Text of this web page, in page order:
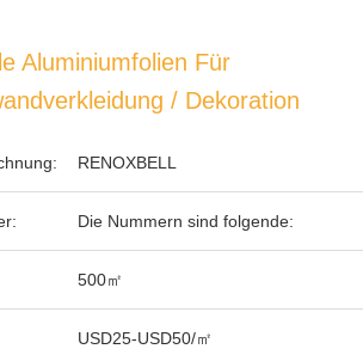
Aluminiumfolien Für
/ Dekoration
RENOXBELL
Die Nummern sind folgende:
500㎡
USD25-USD50/㎡